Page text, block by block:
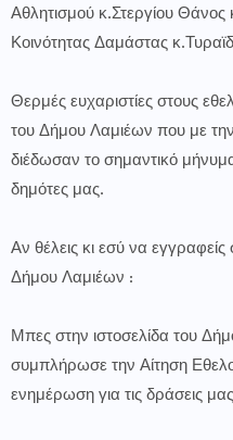
Αθλητισμού κ.Στεργίου Θάνος
Κοινότητας Δαμάστας
Θερμές ευχαριστίες στους
του Δήμου Λαμιέων που με
διέδωσαν το σημαντικό
δημότες μας.
Αν θέλεις κι εσύ να
Δήμου Λαμιέων :
Μπες στην ιστοσελίδα του
συμπλήρωσε την Αίτηση
ενημέρωση για τις δράσεις